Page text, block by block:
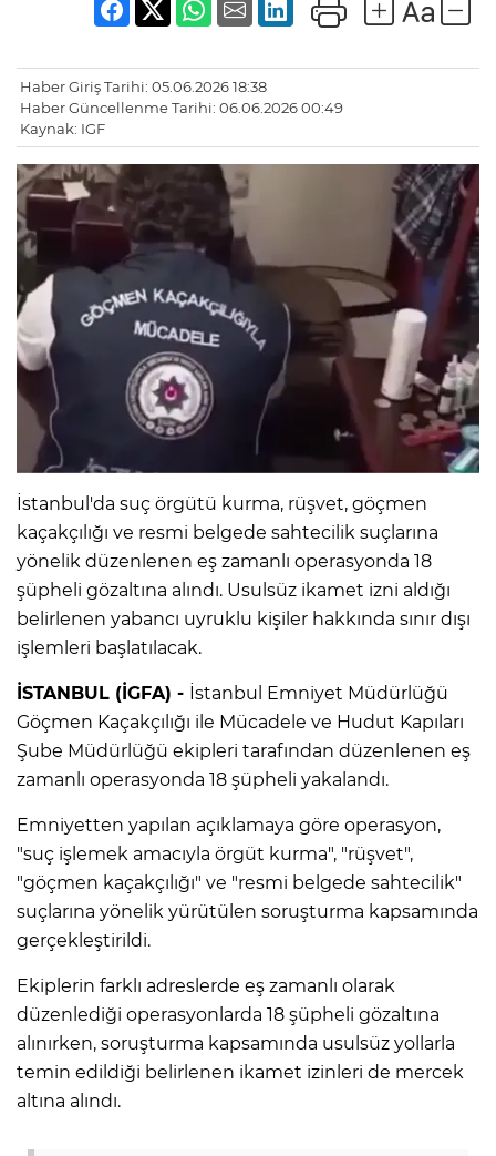
Haber Giriş Tarihi: 05.06.2026 18:38
Haber Güncellenme Tarihi: 06.06.2026 00:49
Kaynak: IGF
İstanbul'da suç örgütü kurma, rüşvet, göçmen
kaçakçılığı ve resmi belgede sahtecilik suçlarına
yönelik düzenlenen eş zamanlı operasyonda 18
şüpheli gözaltına alındı. Usulsüz ikamet izni aldığı
belirlenen yabancı uyruklu kişiler hakkında sınır dışı
işlemleri başlatılacak.
İSTANBUL (İGFA) - İstanbul Emniyet Müdürlüğü
Göçmen Kaçakçılığı ile Mücadele ve Hudut Kapıları
Şube Müdürlüğü ekipleri tarafından düzenlenen eş
zamanlı operasyonda 18 şüpheli yakalandı.
Emniyetten yapılan açıklamaya göre operasyon,
"suç işlemek amacıyla örgüt kurma", "rüşvet",
"göçmen kaçakçılığı" ve "resmi belgede sahtecilik"
suçlarına yönelik yürütülen soruşturma kapsamında
gerçekleştirildi.
Ekiplerin farklı adreslerde eş zamanlı olarak
düzenlediği operasyonlarda 18 şüpheli gözaltına
alınırken, soruşturma kapsamında usulsüz yollarla
temin edildiği belirlenen ikamet izinleri de mercek
altına alındı.